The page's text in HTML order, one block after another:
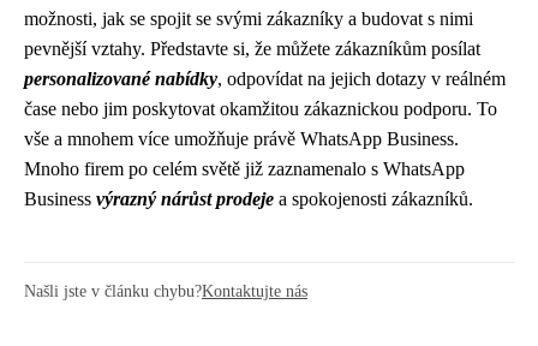
možnosti, jak se spojit se svými zákazníky a budovat s nimi
pevnější vztahy. Představte si, že můžete zákazníkům posílat
personalizované nabídky, odpovídat na jejich dotazy v reálném
čase nebo jim poskytovat okamžitou zákaznickou podporu. To
vše a mnohem více umožňuje právě WhatsApp Business.
Mnoho firem po celém světě již zaznamenalo s WhatsApp
Business výrazný nárůst prodeje a spokojenosti zákazníků.
Našli jste v článku chybu?Kontaktujte nás